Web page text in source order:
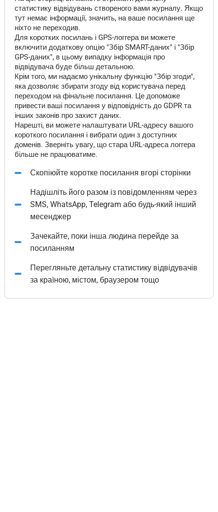
статистику відвідувань створеного вами журналу. Якщо
тут немає інформації, значить, на ваше посилання ще
ніхто не переходив.
Для коротких посилань і GPS-логгера ви можете
включити додаткову опцію "Збір SMART-даних" і "Збір
GPS-даних", в цьому випадку інформація про
відвідувача буде більш детальною.
Крім того, ми надаємо унікальну функцію "Збір згоди",
яка дозволяє збирати згоду від користувача перед
переходом на фінальне посилання. Це допоможе
привести ваші посилання у відповідність до GDPR та
інших законів про захист даних.
Нарешті, ви можете налаштувати URL-адресу вашого
короткого посилання і вибрати один з доступних
доменів. Зверніть увагу, що стара URL-адреса логгера
більше не працюватиме.
Скопіюйте коротке посилання вгорі сторінки
Надішліть його разом із повідомленням через
SMS, WhatsApp, Telegram або будь-який інший
месенджер
Зачекайте, поки інша людина перейде за
посиланням
Перегляньте детальну статистику відвідувачів
за країною, містом, браузером тощо